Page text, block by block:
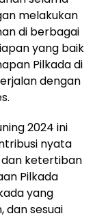
melakukan
di berbagai
yang baik
Pilkada di
dengan
2024 ini
nyata
ketertiban
Pilkada
yang
dan sesuai